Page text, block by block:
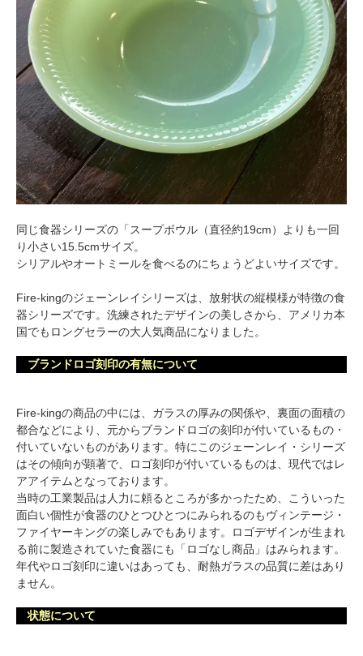
同じ食器シリーズの「スープボウル（直径約19cm）よりも一回
り小さい15.5cmサイズ。
シリアルやオートミールを食べるのにちょうどよいサイズです。
Fire-kingのジェーンレイシリーズは、放射状の縦模様が特徴の食
器シリーズです。洗練されたデザインの美しさから、アメリカ本
国でもロングセラーの大人気商品になりました。
ブランドロゴ刻印の有無について
Fire-kingの商品の中には、ガラスの厚みの関係や、裏面の面積の
都合などにより、元からブランドロゴの刻印が付いているもの・
付いていないものがあります。特にこのジェーンレイ・シリーズ
はその傾向が顕著で、ロゴ刻印が付いているものは、現代ではレ
アアイテムとなっております。
当時の工業製品は人力に頼るところが多かったため、こういった
面白い個性が食器のひとつひとつにみられるのもヴィンテージ・
ファイヤーキングの楽しみでもあります。ロゴデザインが生まれ
る前に製造されていた食器にも「ロゴなし商品」はみられます。
年代やロゴ刻印に違いはあっても、耐熱ガラスの品質に差はあり
ません。
状態について